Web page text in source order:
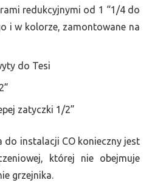
redukcyjnymi od 1 “1/4 do
i w kolorze, zamontowane na
do Tesi
zatyczki 1/2”
do instalacji CO konieczny jest
której nie obejmuje
grzejnika.